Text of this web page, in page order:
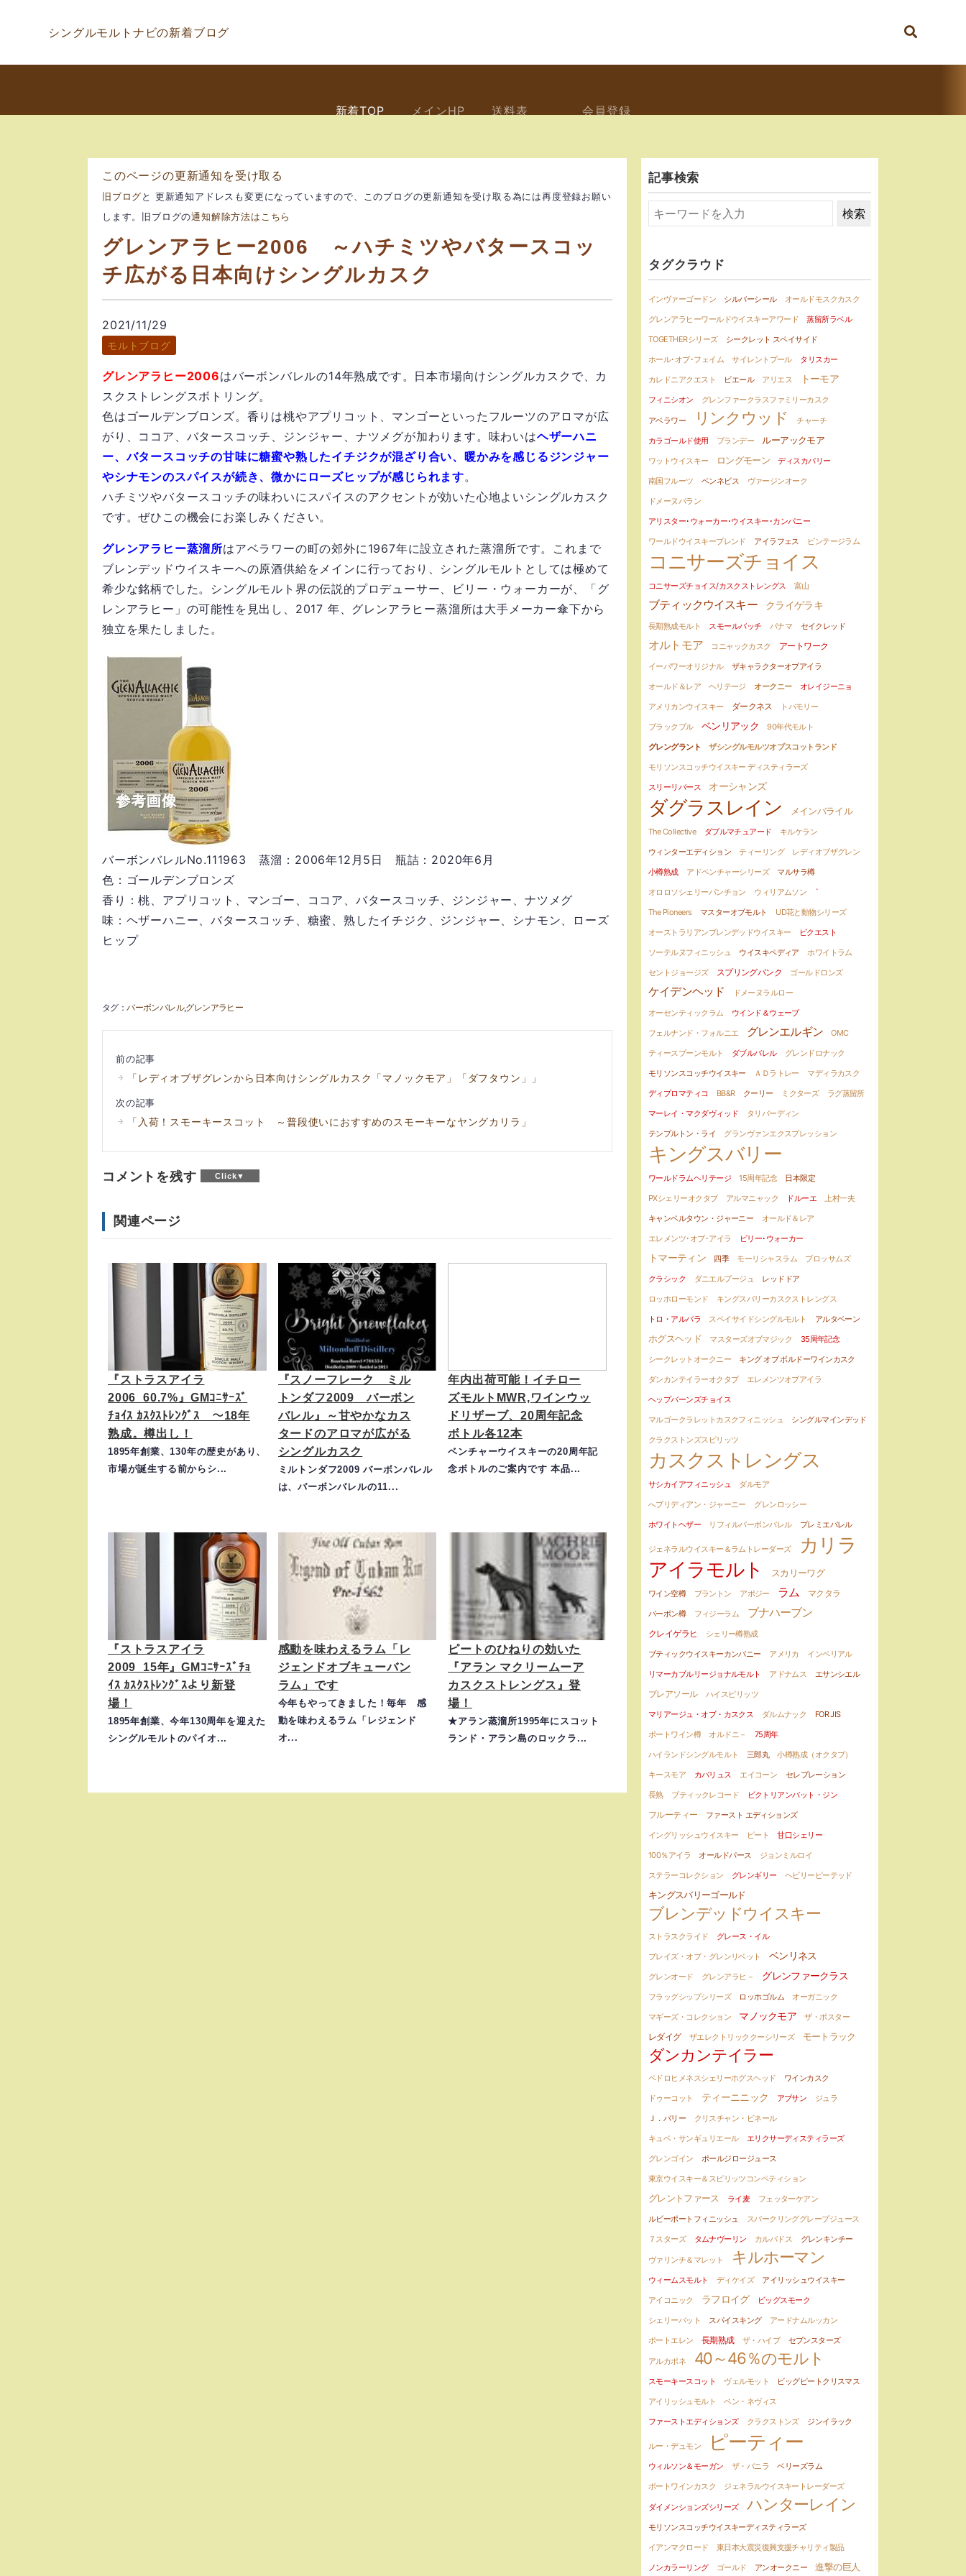
シングルモルトナビの新着ブログ
新着TOP メインHP 送料表 会員登録
このページの更新通知を受け取る
旧ブログと 更新通知アドレスも変更になっていますので、このブログの更新通知を受け取る為には再度登録お願い
します。旧ブログの通知解除方法はこちら
グレンアラヒー2006 ～ハチミツやバタースコッ
チ広がる日本向けシングルカスク
2021/11/29
モルトブログ
グレンアラヒー2006はバーボンバレルの14年熟成です。日本市場向けシングルカスクで、カ
スクストレングスボトリング。
色はゴールデンブロンズ。香りは桃やアプリコット、マンゴーといったフルーツのアロマが広
がり、ココア、バタースコッチ、ジンジャー、ナツメグが加わります。味わいはヘザーハニ
ー、バタースコッチの甘味に糖蜜や熟したイチジクが混ざり合い、暖かみを感じるジンジャー
やシナモンのスパイスが続き、微かにローズヒップが感じられます。
ハチミツやバタースコッチの味わいにスパイスのアクセントが効いた心地よいシングルカスク
です。ぜひこの機会にお楽しみください。
グレンアラヒー蒸溜所はアベラワーの町の郊外に1967年に設立された蒸溜所です。これまで
ブレンデッドウイスキーへの原酒供給をメインに行っており、シングルモルトとしては極めて
希少な銘柄でした。シングルモルト界の伝説的プロデューサー、ビリー・ウォーカーが、「グ
レンアラヒー」の可能性を見出し、2017 年、グレンアラヒー蒸溜所は大手メーカー傘下から
独立を果たしました。
バーボンバレルNo.111963 蒸溜：2006年12月5日 瓶詰：2020年6月
色：ゴールデンブロンズ
香り：桃、アプリコット、マンゴー、ココア、バタースコッチ、ジンジャー、ナツメグ
味：ヘザーハニー、バタースコッチ、糖蜜、熟したイチジク、ジンジャー、シナモン、ローズ
ヒップ
バーボンバレルグレンアラヒー
前の記事
「レディオブザグレンから日本向けシングルカスク「マノックモア」「ダフタウン」」
次の記事
「入荷！スモーキースコット ～普段使いにおすすめのスモーキーなヤングカリラ」
コメントを残す
関連ページ
『ストラスアイラ
2006_60.7%』GMｺﾆｻｰｽﾞ
ﾁｮｲｽ ｶｽｸｽﾄﾚﾝｸﾞｽ ～18年
熟成。樽出し！
1895年創業、130年の歴史があり、
市場が誕生する前からシ...
『スノーフレーク ミル
トンダフ2009 バーボン
バレル』～甘やかなカス
タードのアロマが広がる
シングルカスク
ミルトンダフ2009 バーボンバレル
は、バーボンバレルの11...
年内出荷可能！イチロー
ズモルトMWR,ワインウッ
ドリザーブ、20周年記念
ボトル各12本
ベンチャーウイスキーの20周年記
念ボトルのご案内です 本品...
『ストラスアイラ
2009_15年』GMｺﾆｻｰｽﾞﾁｮ
ｲｽ ｶｽｸｽﾄﾚﾝｸﾞｽより新登
場！
1895年創業、今年130周年を迎えた
シングルモルトのパイオ...
感動を味わえるラム「レ
ジェンドオブキューバン
ラム」です
今年もやってきました！毎年 感
動を味わえるラム「レジェンド
オ...
ピートのひねりの効いた
『アラン マクリームーア
カスクストレングス』登
場！
★アラン蒸溜所1995年にスコット
ランド・アラン島のロックラ...
記事検索
タグクラウド
インヴァーゴードン シルバーシール
オールドモスクカスク
グレンアラヒーワールドウイスキーアワード
蒸留所ラベル
TOGETHERシリーズ
シークレット スペイサイド
ホール･オブ･フェイム
サイレントプール
タリスカー
カレドニアクエスト
ビエール アリエス トーモア
フィニシオン グレンファークラスファミリーカスク
アベラワー リンクウッド
チャーチ
カラゴールド使用
ブランデー ルーアックモア
ワットウイスキー ロングモーン
ディスカバリー
南国フルーツ
ベンネビス
ヴァージンオーク
ドメーヌパラン
アリスター･ウォーカー･ウイスキー･カンパニー
ワールドウイスキーブレンド
アイラフェス ビンテージラム
コニサーズチョイス
コニサーズチョイス/カスクストレングス 富山
ブティックウイスキー クライゲラキ
長期熟成モルト スモールバッチ パナマ セイクレッド
オルトモア コニャックカスク アートワーク
イーパワーオリジナル
ザキャラクターオブアイラ
オールド＆レア ヘリテージ
オークニー
オレイジーニョ
アメリカンウイスキー
ダークネス
トバモリー
ブラックブル
ベンリアック
90年代モルト
グレングラント
ザシングルモルツオブスコットランド
モリソンスコッチウイスキー ディスティラーズ
スリーリバース
オーシャンズ
ダグラスレイン メインバライル
The Collective ダブルマチュアード
キルケラン
ウィンターエディション
ティーリング
レディオブザグレン
小樽熟成
アドベンチャーシリーズ
マルサラ樽
オロロソシェリーパンチョン
ウィリアムソン
`
The Pioneers
マスターオブモルト
UD花と動物シリーズ
オーストラリアンブレンデッドウイスキー
ビクエスト
ソーテルヌフィニッシュ
ウイスキペディア
ホワイトラム
セントジョージズ
スプリングバンク ゴールドロンズ
ケイデンヘッド
ドメーヌラルロー
オーセンティックラム
ウインド＆ウェーブ
フェルナンド・フォルニエ
グレンエルギン
OMC
ティースプーンモルト
ダブルバレル
グレンドロナック
モリソンスコッチウイスキー
ＡＤラトレー
マディラカスク
ディプロマティコ
BB&R クーリー ミクターズ
ラグ蒸留所
マーレイ・マクダヴィッド
タリバーディン
テンプルトン・ライ
グランヴァンエクスプレッション
キングスバリー
ワールドラムヘリテージ 15周年記念
日本限定
PXシェリーオクタブ
アルマニャック ドルーエ
上村一夫
キャンベルタウン・ジャーニー
オールド＆レア
エレメンツ･オブ･アイラ
ビリー･ウォーカー
トマーティン 四季 モーリシャスラム
ブロッサムズ
クラシック
ダニエルブージュ
レッドドア
ロッホローモンド
キングスバリーカスクストレングス
トロ・アルバラ
スペイサイドシングルモルト アルタベーン
ホグスヘッド マスターズオブマジック
35周年記念
シークレットオークニー
キング オブ ボルドーワインカスク
ダンカンテイラーオクタブ
エレメンツオブアイラ
ヘップバーンズチョイス
マルゴークラレットカスクフィニッシュ
シングルマインデッド
クラクストンズスピリッツ
カスクストレングス
サシカイアフィニッシュ
ダルモア
へブリディアン・ジャーニー
グレンロッシー
ホワイトヘザー
リフィルバーボンバレル プレミエバレル
ジェネラルウイスキー＆ラムトレーダーズ
カリラ
アイラモルト
スカリーワグ
ワイン空樽 ブラントン アポジー ラム マクタラ
バーボン樽 フィジーラム ブナハーブン
クレイゲラヒ
シェリー樽熟成
ブティックウイスキーカンパニー
アメリカ
インペリアル
リマーカブルリージョナルモルト
アドナムス
エサンシエル
ブレアソール
ハイスピリッツ
マリアージュ・オブ・カスクス
ダルムナック
FOR JIS
ポートワイン樽
オルドニ－
75周年
ハイランドシングルモルト
三郎丸
小樽熟成（オクタブ）
キースモア
カバリュス エイコーン
セレブレーション
長熟
ブティックレコード
ビクトリアンバット・ジン
フルーティー
ファースト エディションズ
イングリッシュウイスキー
ピート
甘口シェリー
100％アイラ
オールドパース
ジョンミルロイ
ステラーコレクション
グレンギリー ヘビリーピーテッド
キングスバリーゴールド
ブレンデッドウイスキー
ストラスクライド
グレース・イル
ブレイズ・オブ・グレンリベット
ベンリネス
グレンオード グレンアラヒ－ グレンファークラス
フラッグシップシリーズ ロッホゴルム
オーガニック
マギーズ・コレクション
マノックモア
ザ・ポスター
レダイグ
ザエレクトリッククーシリーズ モートラック
ダンカンテイラー
ペドロヒメネスシェリーホグスヘッド
ワインカスク
ドゥーコット
ティーニニック アブサン
ジュラ
Ｊ．バリー
クリスチャン・ビネール
キュベ・サンギュリエール
エリクサーディスティラーズ
グレンゴイン
ポールジロージュース
東京ウイスキー＆スピリッツコンペティション
グレントファース ライ麦
フェッターケアン
ルビーポートフィニッシュ
スパークリンググレープジュース
７スターズ
タムナヴーリン カルバドス グレンキンチー
ヴァリンチ＆マレット キルホーマン
ウィームスモルト ディケイズ
アイリッシュウイスキー
アイコニック
ラフロイグ
ビッグスモーク
シェリーバット
スパイスキング
アードナムルッカン
ポートエレン
長期熟成 ザ・ハイブ セブンスターズ
アルカポネ 40～46％のモルト
スモーキースコット ヴェルモット
ビッグピートクリスマス
アイリッシュモルト
ベン・ネヴィス
ファーストエディションズ
クラクストンズ ジンイラック
ルー・デュモン ピーティー
ウィルソン＆モーガン ザ・バニラ
ベリーズラム
ポートワインカスク
ジェネラルウイスキートレーダーズ
ダイメンションズシリーズ ハンターレイン
モリソンスコッチウイスキーディスティラーズ
イアンマクロード
東日本大震災復興支援チャリティ製品
ノンカラーリング
ゴールド アンオークニー 進撃の巨人